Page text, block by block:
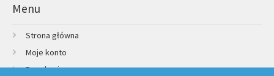
Menu
Strona główna
Moje konto
Regulamin